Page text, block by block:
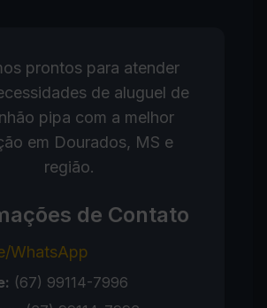
prontos para atender
de aluguel de
pipa com a melhor
em Dourados, MS e
região.
de Contato
WhatsApp
(67) 99114-7996